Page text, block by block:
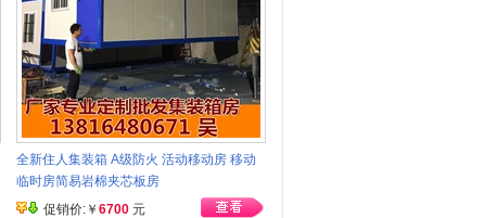
全新住人集装箱 A级防火 活动移动房 移动
临时房简易岩棉夹芯板房
促销价:￥ 6700 元